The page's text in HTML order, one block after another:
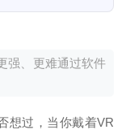
强、更难通过软件
想过，当你戴着VR